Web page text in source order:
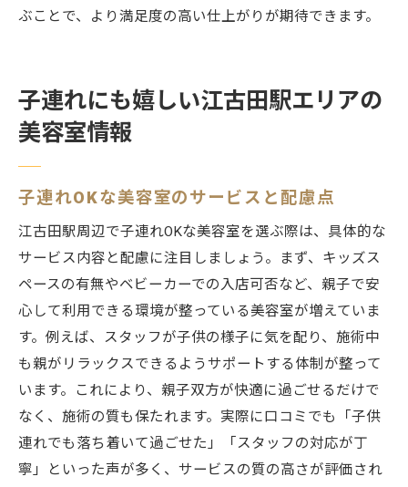
ぶことで、より満足度の高い仕上がりが期待できます。
子連れにも嬉しい江古田駅エリアの
美容室情報
子連れOKな美容室のサービスと配慮点
江古田駅周辺で子連れOKな美容室を選ぶ際は、具体的な
サービス内容と配慮に注目しましょう。まず、キッズス
ペースの有無やベビーカーでの入店可否など、親子で安
心して利用できる環境が整っている美容室が増えていま
す。例えば、スタッフが子供の様子に気を配り、施術中
も親がリラックスできるようサポートする体制が整って
います。これにより、親子双方が快適に過ごせるだけで
なく、施術の質も保たれます。実際に口コミでも「子供
連れでも落ち着いて過ごせた」「スタッフの対応が丁
寧」といった声が多く、サービスの質の高さが評価され